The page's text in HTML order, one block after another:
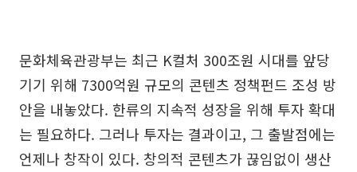
문화체육관광부는 최근 K컬처 300조원 시대를 앞당
기기 위해 7300억원 규모의 콘텐츠 정책펀드 조성 방
안을 내놓았다. 한류의 지속적 성장을 위해 투자 확대
는 필요하다. 그러나 투자는 결과이고, 그 출발점에는
언제나 창작이 있다. 창의적 콘텐츠가 끊임없이 생산